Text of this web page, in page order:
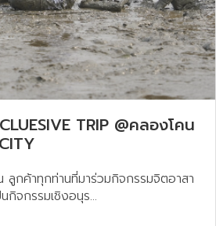
TRIP @คลองโคน
กค้าทุกท่านที่มาร่วมกิจกรรมจิตอาสา
กิจกรรมเชิงอนุร...